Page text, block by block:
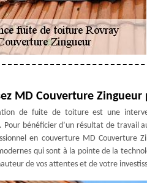
MD Couverture
de fuite de toiture est une
Pour bénéficier d’un résultat de travail
en couverture MD Couverture
qui sont à la pointe de la
de vos attentes et de votre